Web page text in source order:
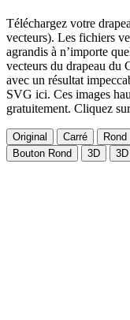
Téléchargez votre
vecteurs). Les fichiers
agrandis à n’importe
vecteurs du drapeau du
avec un résultat
SVG ici. Ces images
gratuitement. Cliquez
Original Carré Rond
Bouton Rond
3D